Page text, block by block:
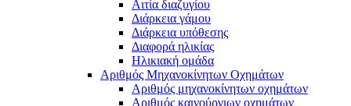
Αιτία διαζυγίου
Διάρκεια γάμου
Διάρκεια υπόθεσης
Διαφορά ηλικίας
Ηλικιακή ομάδα
Αριθμός Μηχανοκίνητων Οχημάτων
Αριθμός μηχανοκίνητων οχημάτων
Αριθμός καινούργιων οχημάτων